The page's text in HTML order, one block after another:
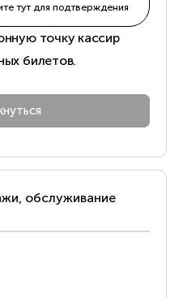
тут для подтверждения
точку кассир
билетов.
обслуживание